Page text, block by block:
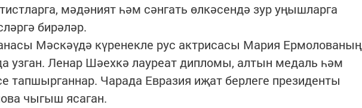
мәдәният һәм сәнгать өлкәсендә зур уңышларга
бирәләр.
Мәскәүдә күренекле рус актрисасы Мария Ермолованың
узган. Ленар Шәехкә лауреат дипломы, алтын медаль һәм
тапшырганнар. Чарада Евразия иҗат берлеге президенты
чыгыш ясаган.